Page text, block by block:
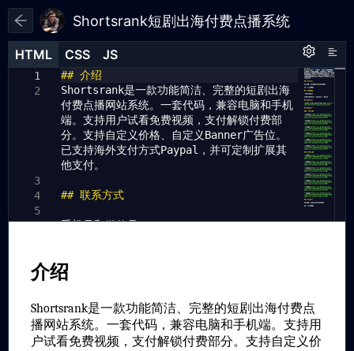
Shortsrank短剧出海付费点播系统
HTML CSS JS
1
2
3
4
5
6
## 介绍
Shortsrank是一款功能简洁、完整的短剧出海
付费点播网站系统。一套代码，兼容电脑和手机
端。支持用户试看免费视频，支付解锁付费部
分。支持自定义价格、自定义Banner广告位。
已支持海外支付方式Paypal，并可定制扩展其
他支付。
## 联系方式
手机号和微信号：15210136063
HTML CSS JS
1
HTML CSS JS
1